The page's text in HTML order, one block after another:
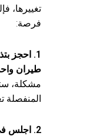
تغييرها،
فرصة:
1. احجز
طيران
مشكلة،
المنفصلة
2. اجلس في مقدمة الطائرة.